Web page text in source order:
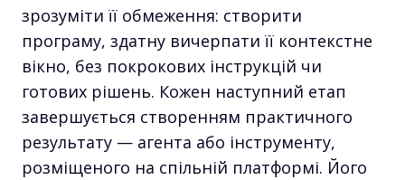
зрозуміти її обмеження: створити
програму, здатну вичерпати її контекстне
вікно, без покрокових інструкцій чи
готових рішень. Кожен наступний етап
завершується створенням практичного
результату — агента або інструменту,
розміщеного на спільній платформі. Його